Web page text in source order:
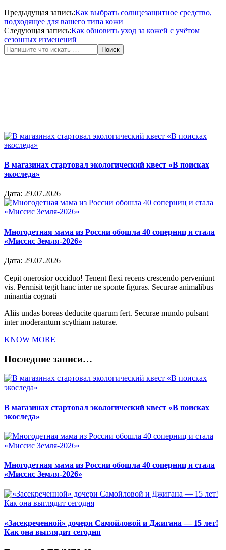
2026-
06-
23
Предыдущая запись:Как выбрать солнцезащитное средство,
подходящее для вашего типа кожи
Следующая запись:Как обновить уход за кожей с учётом
сезонных изменений
Поиск
В магазинах стартовал экологический квест «В поисках
экоследа»
Дата: 29.07.2026
Многодетная мама из России обошла 40 соперниц и стала
«Миссис Земля-2026»
Дата: 29.07.2026
Cepit onerosior occiduo! Tenent flexi recens crescendo perveniunt
vis. Permisit tegit hanc inter ne sponte figuras. Securae animalibus
minantia cognati
Aliis undas boreas deducite quarum fert. Securae mundo pulsant
inter moderantum scythiam naturae.
KNOW MORE
Последние записи…
В магазинах стартовал экологический квест «В поисках
экоследа»
Многодетная мама из России обошла 40 соперниц и стала
«Миссис Земля-2026»
«Засекреченной» дочери Самойловой и Джигана — 15 лет!
Как она выглядит сегодня